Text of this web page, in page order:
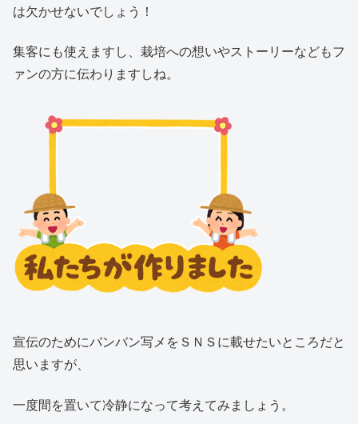
は欠かせないでしょう！
集客にも使えますし、栽培への想いやストーリーなどもフ
ァンの方に伝わりますしね。
宣伝のためにバンバン写メをＳＮＳに載せたいところだと
思いますが、
一度間を置いて冷静になって考えてみましょう。